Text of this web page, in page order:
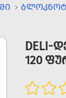
DELI-
120